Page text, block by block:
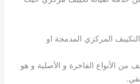
المركزي المدمجة او
من الأنواع الفاخرة و الأصلية و هو